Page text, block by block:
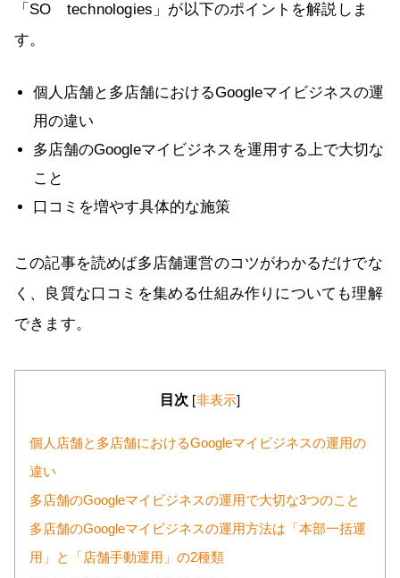
「SO technologies」が以下のポイントを解説しま
す。
個人店舗と多店舗におけるGoogleマイビジネスの運
用の違い
多店舗のGoogleマイビジネスを運用する上で大切な
こと
口コミを増やす具体的な施策
この記事を読めば多店舗運営のコツがわかるだけでな
く、良質な口コミを集める仕組み作りについても理解
できます。
目次 [非表示]
個人店舗と多店舗におけるGoogleマイビジネスの運用の
違い
多店舗のGoogleマイビジネスの運用で大切な3つのこと
多店舗のGoogleマイビジネスの運用方法は「本部一括運
用」と「店舗手動運用」の2種類